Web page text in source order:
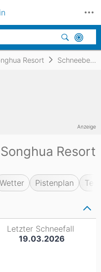
Resort Schneebericht
Resort
Wetter Pistenplan
Letzter Schneefall
19.03.2026
Anzeige